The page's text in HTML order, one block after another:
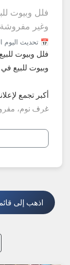
وغير مفروشة
📅 تحديث اليوم
وبيوت للبيع
غرف نوم،
ريال للفلل الصغيرة إلى 220,000+
- فلل استثمارية
1. اطلب صور
اذهب إلى